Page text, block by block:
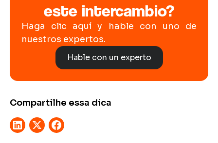
este intercambio?
Haga clic aquí y hable con uno de
nuestros expertos.
Hable con un experto
Compartilhe essa dica